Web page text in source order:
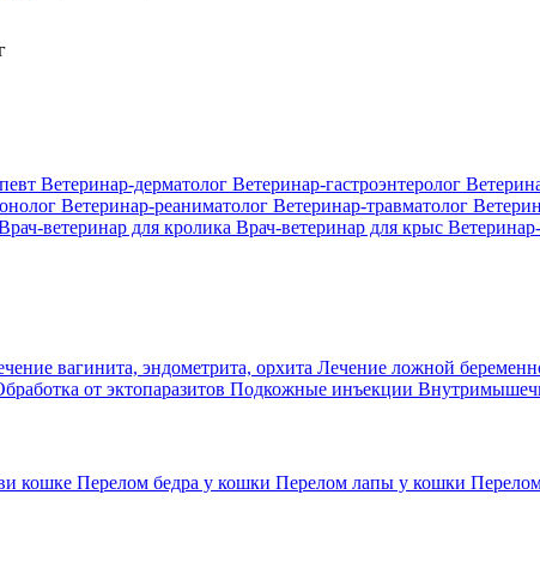
Ветеринар-дерматолог Ветеринар-гастроэнтеролог
Ветеринар-реаниматолог Ветеринар-травматолог
ветеринар для кролика Врач-ветеринар для крыс
вагинита, эндометрита, орхита Лечение ложной
от эктопаразитов Подкожные инъекции
кошке Перелом бедра у кошки Перелом лапы у кошки